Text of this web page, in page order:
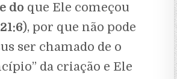
do que Ele começou
21:6), por que não pode
ser chamado de o
da criação e Ele